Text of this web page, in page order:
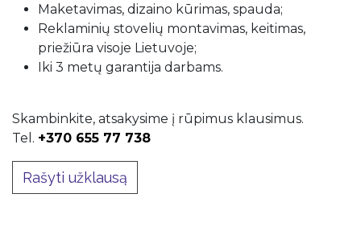
Maketavimas, dizaino kūrimas, spauda;
Reklaminių stovelių montavimas, keitimas,
priežiūra visoje Lietuvoje;
Iki 3 metų garantija darbams.
Skambinkite, atsakysime į rūpimus klausimus.
Tel. +370 655 77 738
Rašyti užklausą